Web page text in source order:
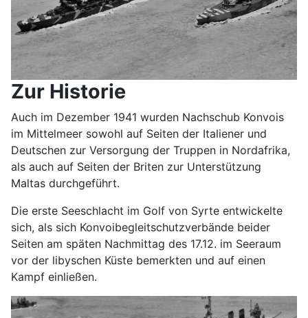
Zur Historie
Auch im Dezember 1941 wurden Nachschub Konvois
im Mittelmeer sowohl auf Seiten der Italiener und
Deutschen zur Versorgung der Truppen in Nordafrika,
als auch auf Seiten der Briten zur Unterstützung
Maltas durchgeführt.
Die erste Seeschlacht im Golf von Syrte entwickelte
sich, als sich Konvoibegleitschutzverbände beider
Seiten am späten Nachmittag des 17.12. im Seeraum
vor der libyschen Küste bemerkten und auf einen
Kampf einließen.